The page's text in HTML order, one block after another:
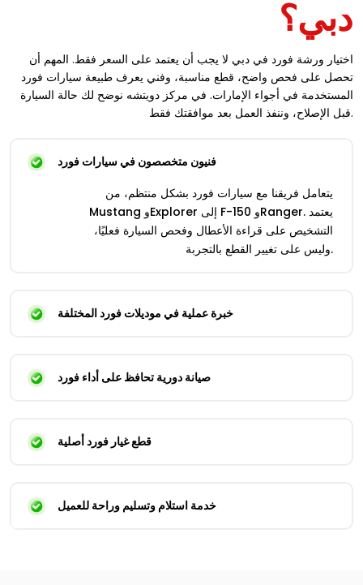
دبي؟
اختيار ورشة فورد في دبي لا يجب أن يعتمد على السعر فقط. المهم أن
تحصل على فحص واضح، قطع مناسبة، وفني يعرف طبيعة سيارات فورد
المستخدمة في أجواء الإمارات. في مركز دويتشه نوضح لك حالة السيارة
قبل الإصلاح، وننفذ العمل بعد موافقتك فقط.
فنيون متخصصون في سيارات فورد
يتعامل فريقنا مع سيارات فورد بشكل منتظم، من
Mustang وExplorer إلى F-150 وRanger. يعتمد
التشخيص على قراءة الأعطال وفحص السيارة فعليًا،
وليس على تغيير القطع بالتجربة.
خبرة عملية في موديلات فورد المختلفة
صيانة دورية تحافظ على أداء فورد
قطع غيار فورد أصلية
خدمة استلام وتسليم وراحة للعميل